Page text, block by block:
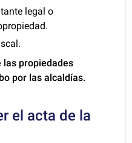
legal o
las propiedades
por las alcaldías.
el acta de la